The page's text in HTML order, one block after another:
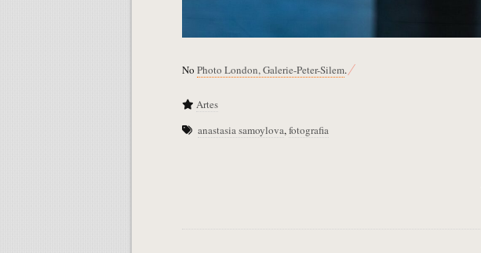
No Photo London, Galerie-Peter-Silem.
Artes
anastasia samoylova,fotografia